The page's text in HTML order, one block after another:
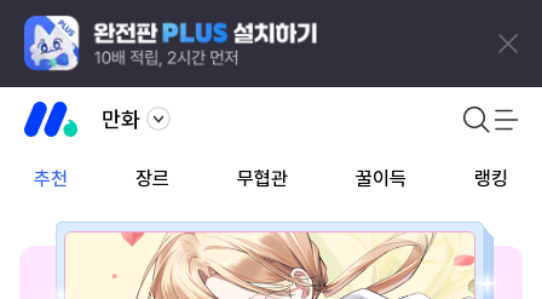
만화
추천 장르 무협관 꿀이득 랭킹